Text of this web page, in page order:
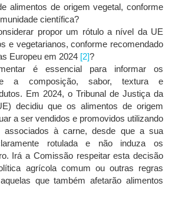
alimentos de origem vegetal, conforme
científica?
propor um rótulo a nível da UE
e vegetarianos, conforme recomendado
Europeu em 2024 [2]?
é essencial para informar os
a composição, sabor, textura e
Em 2024, o Tribunal de Justiça da
decidiu que os alimentos de origem
a ser vendidos e promovidos utilizando
associados à carne, desde que a sua
rotulada e não induza os
Irá a Comissão respeitar esta decisão
agrícola comum ou outras regras
que também afetarão alimentos